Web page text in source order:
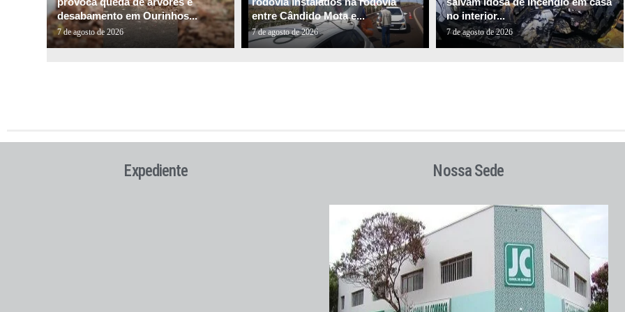
desabamento em Ourinhos...
7 de agosto de 2026
entre Cândido Mota e...
7 de agosto de 2026
no interior...
7 de agosto de 2026
Expediente Nossa Sede